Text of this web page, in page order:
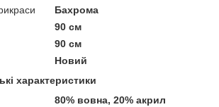
Бахрома
90 см
90 см
Новий
характеристики
80% вовна, 20% акрил